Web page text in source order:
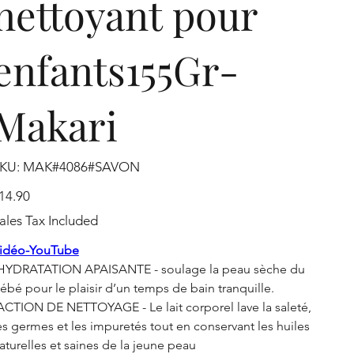
pour
SKU
MAK#4086#SAVON
MAK#4086#SAVON
Tax Included
YouTube
APAISANTE - soulage la peau sèche du
pour le plaisir d’un temps de bain tranquille.
DE NETTOYAGE - Le lait corporel lave la saleté,
germes et les impuretés tout en conservant les huiles
et saines de la jeune peau